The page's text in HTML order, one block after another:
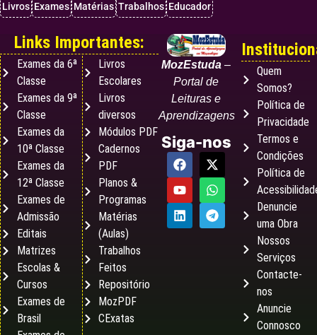
Livros Exames Matérias Trabalhos Educador
MozEstuda –
Portal de
Leituras e
Aprendizagens
Siga-nos
Quem
Somos?
Política de
Privacidade
Termos e
Condições
Política de
Denuncie
uma Obra
Nossos
Serviços
Contacte-
nos
Anuncie
Connosco
Links Importantes:
Exames da 6ª
Classe
Exames da 9ª
Classe
Exames da
10ª Classe
Exames da
12ª Classe
Exames de
Admissão
Editais
Matrizes
Escolas &
Cursos
Exames de
Brasil
Livros
Escolares
Livros
diversos
Módulos PDF
Cadernos
PDF
Planos &
Programas
Matérias
(Aulas)
Trabalhos
Feitos
Repositório
MozPDF
CExatas